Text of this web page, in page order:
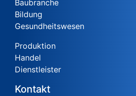
Baubranche
Bildung
Gesundheitswesen
Produktion
Handel
Dienstleister
Kontakt